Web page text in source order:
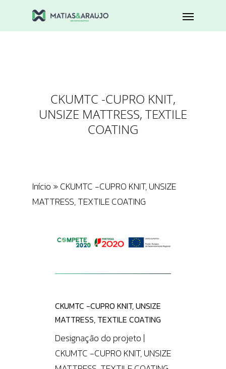
CKUMTC -CUPRO KNIT,
UNSIZE MATTRESS, TEXTILE
COATING
Início »CKUMTC -CUPRO KNIT, UNSIZE
MATTRESS, TEXTILE COATING
CKUMTC -CUPRO KNIT, UNSIZE
MATTRESS, TEXTILE COATING
Designação do projeto |
CKUMTC -CUPRO KNIT, UNSIZE